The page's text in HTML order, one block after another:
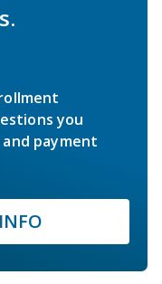
you
payment